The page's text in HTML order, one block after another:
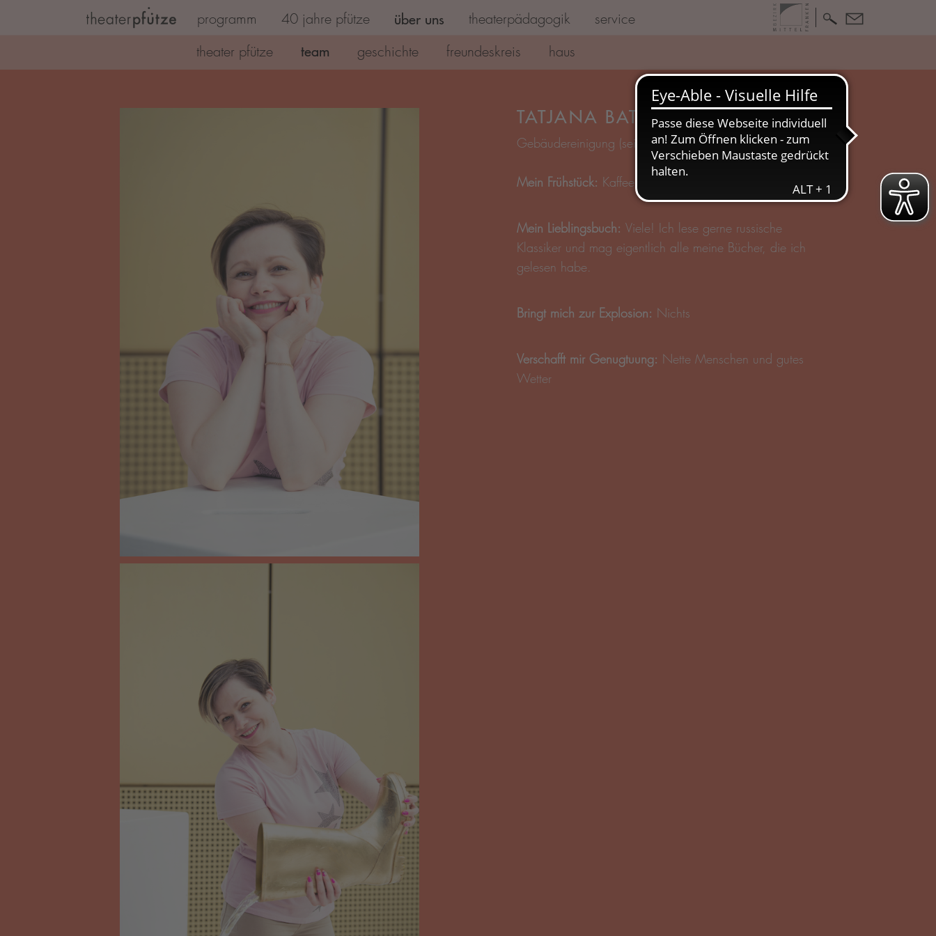
programm 40 jahre pfütze über uns theaterpädagogik
service
theater pfütze
team geschichte freundeskreis haus
TATJANA BATANIN
Gebäudereinigung (seit 2019)
Mein Frühstück: Kaffee und Kuchen
Mein Lieblingsbuch: Viele! Ich lese gerne russische
Klassiker und mag eigentlich alle meine Bücher, die ich
gelesen habe.
Bringt mich zur Explosion: Nichts
Verschafft mir Genugtuung: Nette Menschen und gutes
Wetter